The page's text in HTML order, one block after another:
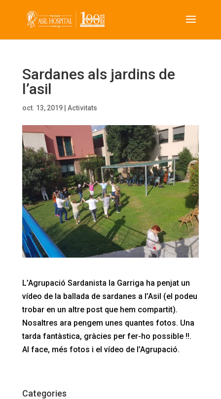
Sardanes als jardins de
l’asil
oct. 13, 2019| Activitats
L’Agrupació Sardanista la Garriga ha penjat un
vídeo de la ballada de sardanes a l’Asil (el podeu
trobar en un altre post que hem compartit).
Nosaltres ara pengem unes quantes fotos. Una
tarda fantàstica, gràcies per fer-ho possible !!.
Al face, més fotos i el vídeo de l’Agrupació.
Categories